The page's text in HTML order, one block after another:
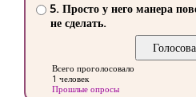
5. Просто у него манера
не сделать.
Всего проголосовало
1 человек
Прошлые опросы